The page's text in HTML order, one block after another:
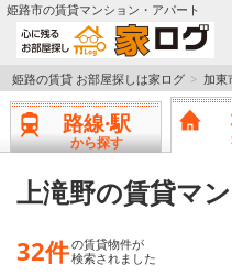
姫路市の賃貸マンション・アパート
TOPページ
新築物件
ペットOK物件
戸建物件
姫路の賃貸 お部屋探しは家ログ 加東
路線·駅
から探す
上滝野の賃貸マ
32件の賃貸物件が
検索されました